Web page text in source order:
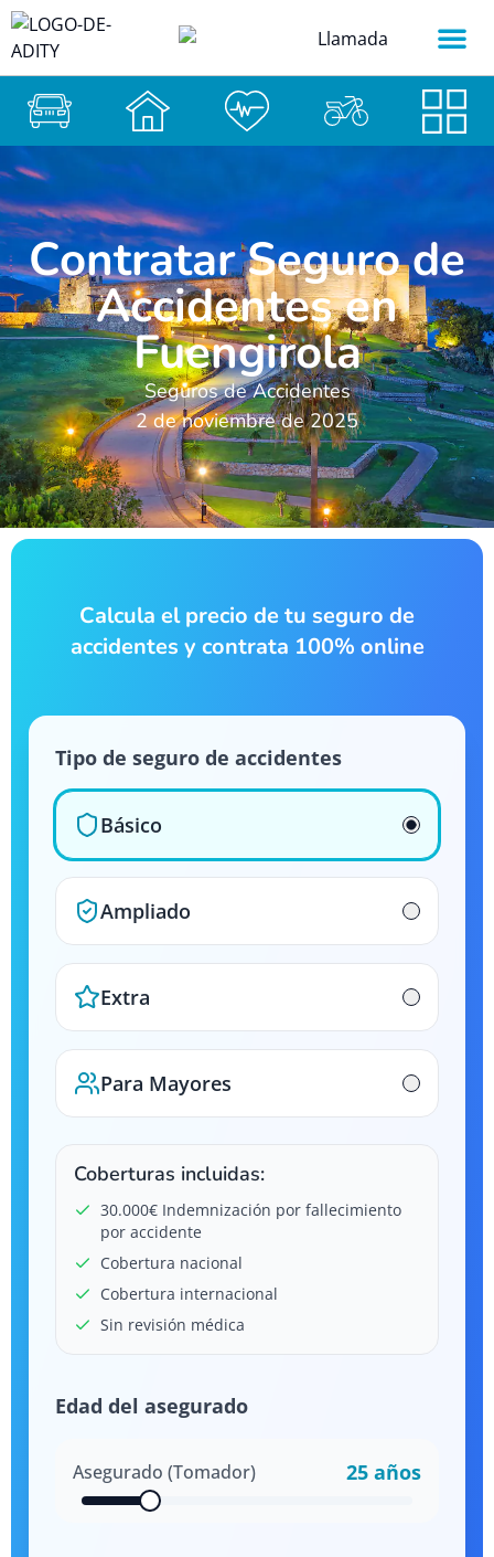
Contratar Seguro de
Accidentes en
Fuengirola
Seguros de Accidentes
2 de noviembre de 2025
Calcula el precio de tu seguro de
accidentes y contrata 100% online
Tipo de seguro de accidentes
Básico
Ampliado
Extra
Para Mayores
Coberturas incluidas:
30.000€ Indemnización por fallecimiento
por accidente
Cobertura nacional
Cobertura internacional
Sin revisión médica
Edad del asegurado
Asegurado (Tomador) 25 años